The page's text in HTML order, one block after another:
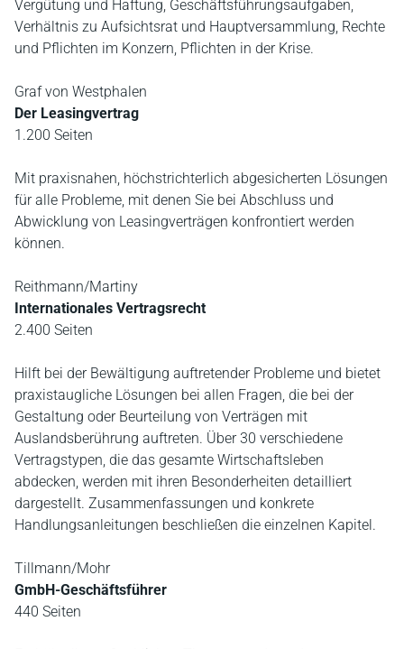
Vergütung und Haftung, Geschäftsführungsaufgaben,
Verhältnis zu Aufsichtsrat und Hauptversammlung, Rechte
und Pflichten im Konzern, Pflichten in der Krise.
Graf von Westphalen
Der Leasingvertrag
1.200 Seiten
Mit praxisnahen, höchstrichterlich abgesicherten Lösungen
für alle Probleme, mit denen Sie bei Abschluss und
Abwicklung von Leasingverträgen konfrontiert werden
können.
Reithmann/Martiny
Internationales Vertragsrecht
2.400 Seiten
Hilft bei der Bewältigung auftretender Probleme und bietet
praxistaugliche Lösungen bei allen Fragen, die bei der
Gestaltung oder Beurteilung von Verträgen mit
Auslandsberührung auftreten. Über 30 verschiedene
Vertragstypen, die das gesamte Wirtschaftsleben
abdecken, werden mit ihren Besonderheiten detailliert
dargestellt. Zusammenfassungen und konkrete
Handlungsanleitungen beschließen die einzelnen Kapitel.
Tillmann/Mohr
GmbH-Geschäftsführer
440 Seiten